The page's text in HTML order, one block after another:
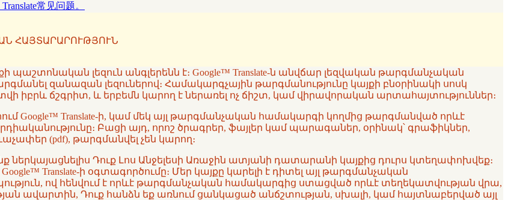
常见问题。
ՀԱՅՏԱՐԱՐՈՒԹՅՈՒՆ
լեզուն անգլերենն է։ Google™ Translate-ն անվճար լեզվական թարգմանչական
զանազան լեզուներով։ Համակարգչային թարգմանությունը կայքի բնօրինակի սոսկ
իբրև ճշգրիտ, և երբեմն կարող է ներառել ոչ ճիշտ, կամ վիրավորական արտահայտություններ։
Google™ Translate-ի, կամ մեկ այլ թարգմանչական համակարգի կողմից թարգմանված որևէ
Բացի այդ, որոշ ծրագրեր, ֆայլեր կամ պարագաներ, օրինակ՝ գրաֆիկներ,
(pdf), թարգմանվել չեն կարող։
ներկայացնելիս Դուք Լոս Անջելեսի Առաջին ատյանի դատարանի կայքից դուրս կտեղափոխվեք։
Translate-ի օգտագործումը։ Մեր կայքը կարելի է դիտել այլ թարգմանչական
ով հենվում է որևէ թարգմանչական համակարգից ստացված որևէ տեղեկատվության վրա,
ավարտին, Դուք հանձն եք առնում ցանկացած անճշտության, սխալի, կամ հայտնաբերված այլ